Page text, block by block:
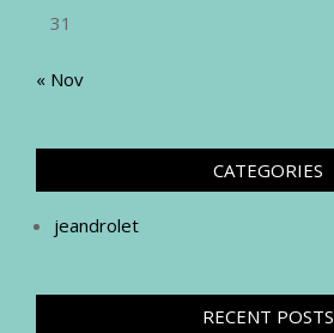
31
« Nov
CATEGORIES
jeandrolet
RECENT POSTS